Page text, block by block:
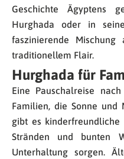
Geschichte Ägyptens
Hurghada oder in
faszinierende
traditionellem Flair.
Hurghada für
Eine Pauschalreise
Familien, die Sonne und
gibt es
Stränden und bunten
Unterhaltung sorgen.